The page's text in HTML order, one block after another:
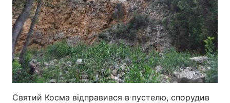
Святий Косма відправився в пустелю, спорудив